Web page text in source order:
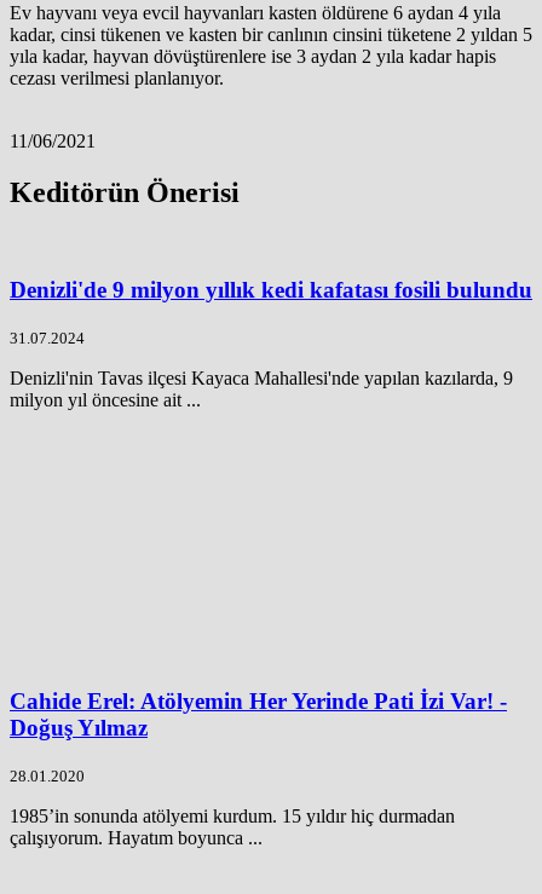
Ev hayvanı veya evcil hayvanları kasten öldürene 6 aydan 4 yıla
kadar, cinsi tükenen ve kasten bir canlının cinsini tüketene 2 yıldan 5
yıla kadar, hayvan dövüştürenlere ise 3 aydan 2 yıla kadar hapis
cezası verilmesi planlanıyor.
11/06/2021
Keditörün Önerisi
Denizli'de 9 milyon yıllık kedi kafatası fosili bulundu
31.07.2024
Denizli'nin Tavas ilçesi Kayaca Mahallesi'nde yapılan kazılarda, 9
milyon yıl öncesine ait ...
Cahide Erel: Atölyemin Her Yerinde Pati İzi Var! -
Doğuş Yılmaz
28.01.2020
1985’in sonunda atölyemi kurdum. 15 yıldır hiç durmadan
çalışıyorum. Hayatım boyunca ...